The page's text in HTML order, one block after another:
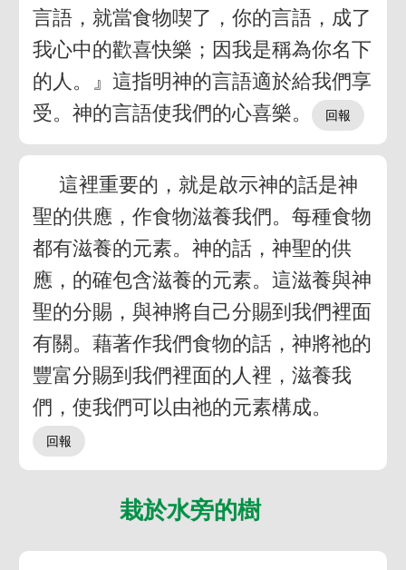
言語，就當食物喫了，你的言語，成了
我心中的歡喜快樂；因我是稱為你名下
的人。』這指明神的言語適於給我們享
受。神的言語使我們的心喜樂。
這裡重要的，就是啟示神的話是神
聖的供應，作食物滋養我們。每種食物
都有滋養的元素。神的話，神聖的供
應，的確包含滋養的元素。這滋養與神
聖的分賜，與神將自己分賜到我們裡面
有關。藉著作我們食物的話，神將祂的
豐富分賜到我們裡面的人裡，滋養我
們，使我們可以由祂的元素構成。
栽於水旁的樹